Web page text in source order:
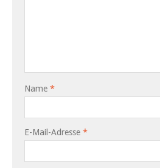
Name *
E-Mail-Adresse *